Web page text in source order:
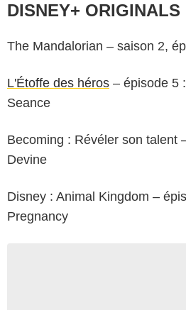
DISNEY+ ORIGINALS
The Mandalorian – saison 2,
L'Étoffe des héros – épisode 5
Seance
Becoming : Révéler son talent
Devine
Disney : Animal Kingdom –
Pregnancy